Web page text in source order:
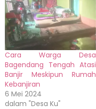
Cara Warga Desa
Bagendang Tengah Atasi
Banjir Meskipun Rumah
Kebanjiran
6 Mei 2024
dalam "Desa Ku"